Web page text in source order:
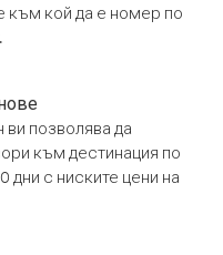
към кой да е номер по
позволява да
към дестинация по
дни с ниските цени на